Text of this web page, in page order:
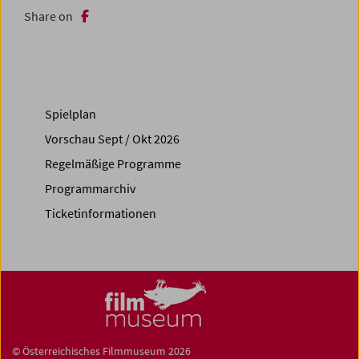
Share on
Spielplan
Vorschau Sept / Okt 2026
Regelmäßige Programme
Programmarchiv
Ticketinformationen
© Österreichisches Filmmuseum 2026